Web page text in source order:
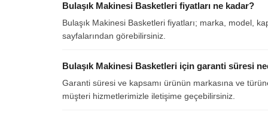
Bulaşık Makinesi Basketleri fiyatları ne kadar?
Bulaşık Makinesi Basketleri fiyatları; marka, model,
sayfalarından görebilirsiniz.
Bulaşık Makinesi Basketleri için garanti süresi
Garanti süresi ve kapsamı ürünün markasına ve
müşteri hizmetlerimizle iletişime geçebilirsiniz.